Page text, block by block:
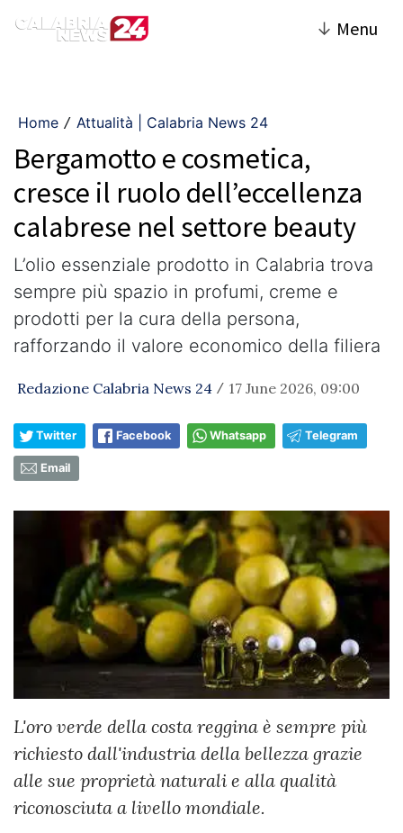
↓ Menu
Home / Attualità | Calabria News 24
Bergamotto e cosmetica,
cresce il ruolo dell’eccellenza
calabrese nel settore beauty
L’olio essenziale prodotto in Calabria trova
sempre più spazio in profumi, creme e
prodotti per la cura della persona,
rafforzando il valore economico della filiera
Redazione Calabria News 24 / 17 June 2026, 09:00
Twitter Facebook Whatsapp Telegram
Email
L'oro verde della costa reggina è sempre più
richiesto dall'industria della bellezza grazie
alle sue proprietà naturali e alla qualità
riconosciuta a livello mondiale.